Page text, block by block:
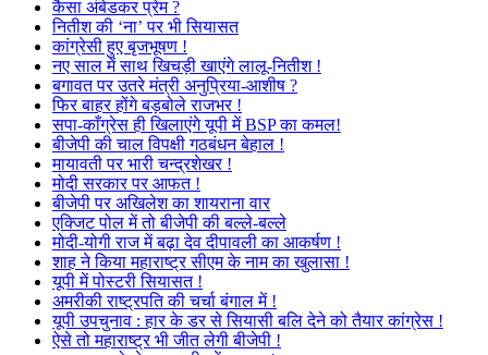
कैसा अंबेडकर प्रेम ?
नितीश की ‘ना’ पर भी सियासत
कांग्रेसी हुए बृजभूषण !
नए साल में साथ खिचड़ी खाएंगे लालू-नितीश !
बगावत पर उतरे मंत्री अनुप्रिया-आशीष ?
फिर बाहर होंगे बड़बोले राजभर !
सपा-काँग्रेस ही खिलाएंगे यूपी में BSP का कमल!
बीजेपी की चाल विपक्षी गठबंधन बेहाल !
मायावती पर भारी चन्द्रशेखर !
मोदी सरकार पर आफत !
बीजेपी पर अखिलेश का शायराना वार
एक्जिट पोल में तो बीजेपी की बल्ले-बल्ले
मोदी-योगी राज में बढ़ा देव दीपावली का आकर्षण !
शाह ने किया महाराष्ट्र सीएम के नाम का खुलासा !
यूपी में पोस्टरी सियासत !
अमरीकी राष्ट्रपति की चर्चा बंगाल में !
यूपी उपचुनाव : हार के डर से सियासी बलि देने को तैयार कांग्रेस !
ऐसे तो महाराष्ट्र भी जीत लेगी बीजेपी !